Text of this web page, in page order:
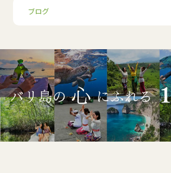
ブログ